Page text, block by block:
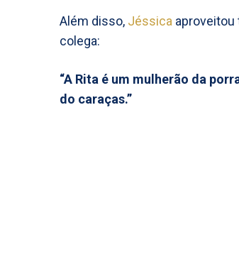
Além disso, Jéssica aproveitou
colega:
“A Rita é um mulherão da
do caraças.”